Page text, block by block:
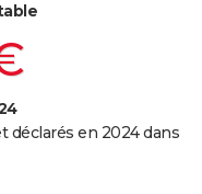
déclarés en 2024 dans